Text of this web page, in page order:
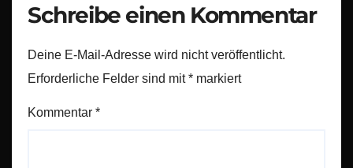
Schreibe einen Kommentar
Deine E-Mail-Adresse wird nicht veröffentlicht.
Erforderliche Felder sind mit* markiert
Kommentar *